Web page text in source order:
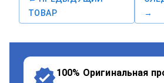
ТОВАР
→
100% Оригинальная